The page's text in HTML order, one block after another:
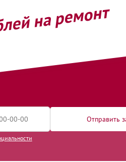
на ремонт
Отправить